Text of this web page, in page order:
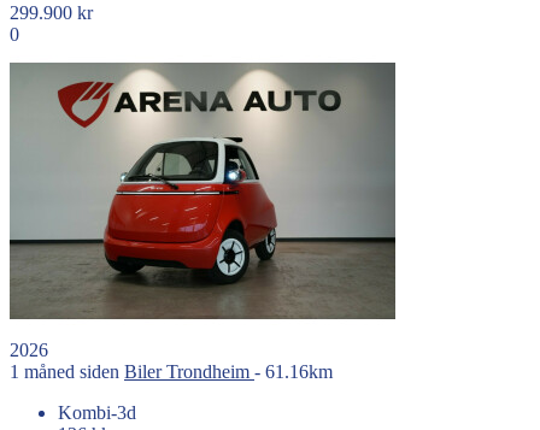
299.900 kr
0
2026
1 måned siden BilerTrondheim - 61.16km
Kombi-3d